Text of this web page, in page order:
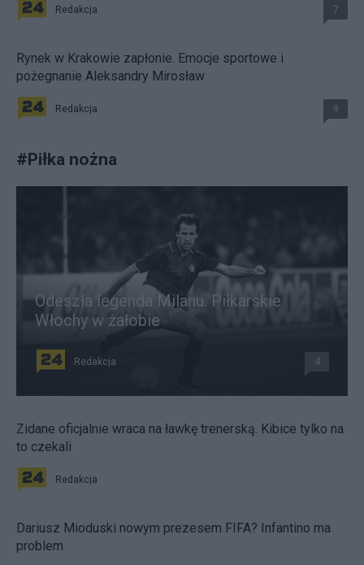
Redakcja 7
Rynek w Krakowie zapłonie. Emocje sportowe i
pożegnanie Aleksandry Mirosław
Redakcja 9
#Piłka nożna
Odeszła legenda Milanu. Piłkarskie
Włochy w żałobie
Redakcja 4
Zidane oficjalnie wraca na ławkę trenerską. Kibice tylko na
to czekali
Redakcja
Dariusz Mioduski nowym prezesem FIFA? Infantino ma
problem